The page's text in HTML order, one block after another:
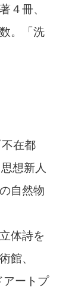
４冊、
。「洗
在都
想新人
自然物
体詩を
館、
アートプ